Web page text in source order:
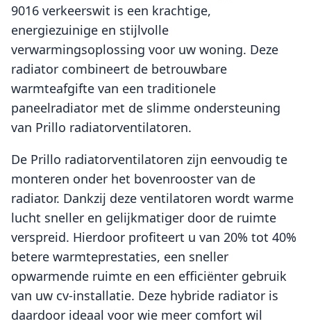
9016 verkeerswit is een krachtige,
energiezuinige en stijlvolle
verwarmingsoplossing voor uw woning. Deze
radiator combineert de betrouwbare
warmteafgifte van een traditionele
paneelradiator met de slimme ondersteuning
van Prillo radiatorventilatoren.
De Prillo radiatorventilatoren zijn eenvoudig te
monteren onder het bovenrooster van de
radiator. Dankzij deze ventilatoren wordt warme
lucht sneller en gelijkmatiger door de ruimte
verspreid. Hierdoor profiteert u van 20% tot 40%
betere warmteprestaties, een sneller
opwarmende ruimte en een efficiënter gebruik
van uw cv-installatie. Deze hybride radiator is
daardoor ideaal voor wie meer comfort wil